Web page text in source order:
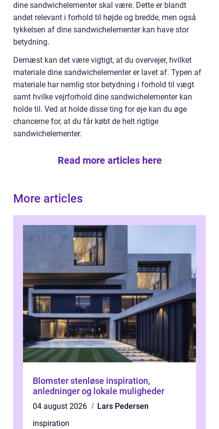
dine sandwichelementer skal være. Dette er blandt
andet relevant i forhold til højde og bredde, men også
tykkelsen af dine sandwichelementer kan have stor
betydning.
Dernæst kan det være vigtigt, at du overvejer, hvilket
materiale dine sandwichelementer er lavet af. Typen af
materiale har nemlig stor betydning i forhold til vægt
samt hvilke vejrforhold dine sandwichelementer kan
holde til. Ved at holde disse ting for øje kan du øge
chancerne for, at du får købt de helt rigtige
sandwichelementer.
Read more articles here
More articles
Blomster stenløse inspiration,
anledninger og lokale muligheder
04 august 2026
Lars Pedersen
inspiration